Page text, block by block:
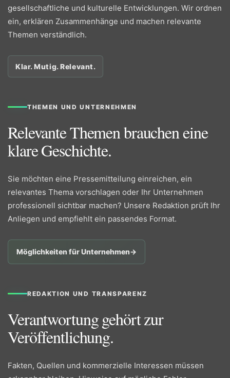
gesellschaftliche und kulturelle Entwicklungen. Wir ordnen
ein, erklären Zusammenhänge und machen relevante
Themen verständlich.
Klar. Mutig. Relevant.
THEMEN UND UNTERNEHMEN
Relevante Themen brauchen eine
klare Geschichte.
Sie möchten eine Pressemitteilung einreichen, ein
relevantes Thema vorschlagen oder Ihr Unternehmen
professionell sichtbar machen? Unsere Redaktion prüft Ihr
Anliegen und empfiehlt ein passendes Format.
Möglichkeiten für Unternehmen→
REDAKTION UND TRANSPARENZ
Verantwortung gehört zur
Veröffentlichung.
Fakten, Quellen und kommerzielle Interessen müssen